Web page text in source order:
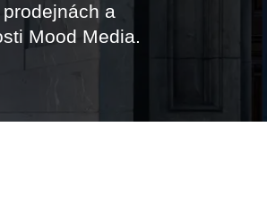
a
Mood Media.